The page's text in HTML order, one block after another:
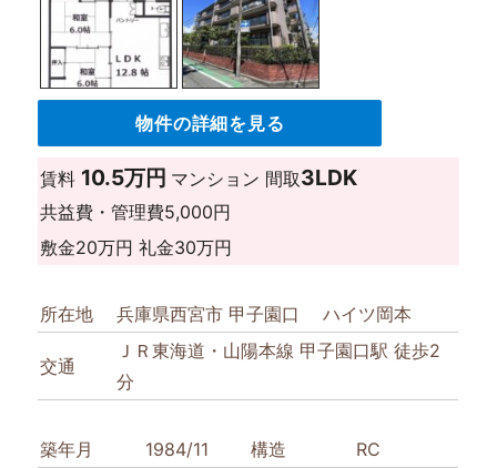
物件の詳細を見る
賃料 10.5万円 マンション 間取3LDK
共益費・管理費5,000円
敷金20万円 礼金30万円
所在地 兵庫県西宮市 甲子園口 ハイツ岡本
交通
ＪＲ東海道・山陽本線 甲子園口駅 徒歩2
分
築年月 1984/11 構造
RC